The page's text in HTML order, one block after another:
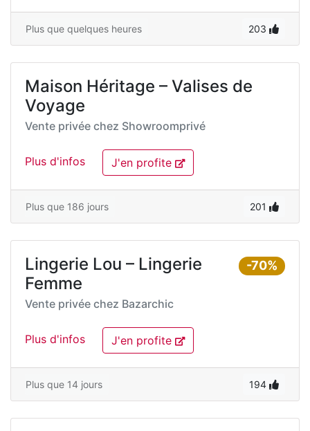
Plus que quelques heures 203
Maison Héritage – Valises de
Voyage
Vente privée chez Showroomprivé
Plus d'infos J'en profite
Plus que 186 jours 201
-70%
Lingerie Lou – Lingerie
Femme
Vente privée chez Bazarchic
Plus d'infos J'en profite
Plus que 14 jours 194